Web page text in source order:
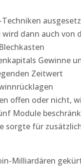
dann auch von
Gewinne
Zeitwert
offen oder nicht,
Module
sorgte für
Milliardären